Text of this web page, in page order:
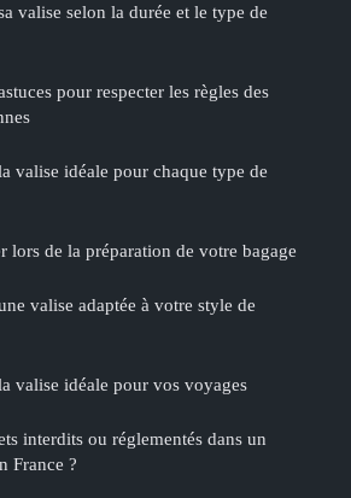
valise selon la durée et le type de
pour respecter les règles des
valise idéale pour chaque type de
lors de la préparation de votre bagage
valise adaptée à votre style de
valise idéale pour vos voyages
interdits ou réglementés dans un
France ?